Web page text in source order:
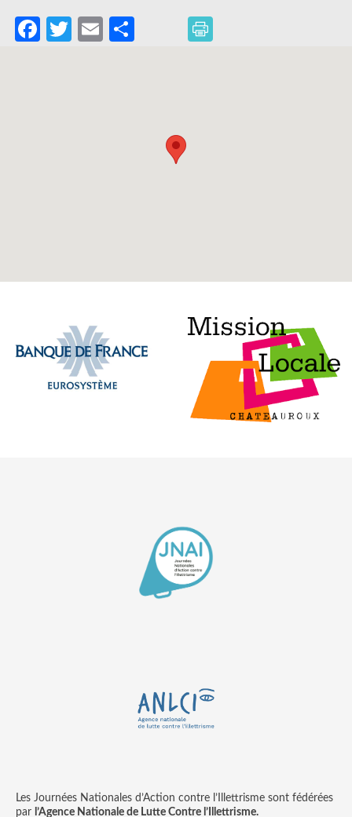
Facebook
Twitter
EmailPartager
Les Journées Nationales d’Action contre l’Illettrisme sont fédérées
par l’Agence Nationale de Lutte Contre l’Illettrisme.